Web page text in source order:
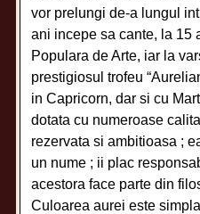
vor prelungi de-a lungul
ani incepe sa cante, la 15
Populara de Arte, iar la
prestigiosul trofeu
in Capricorn, dar si cu
dotata cu numeroase
rezervata si ambitioasa ;
un nume ; ii plac
acestora face parte din
Culoarea aurei este